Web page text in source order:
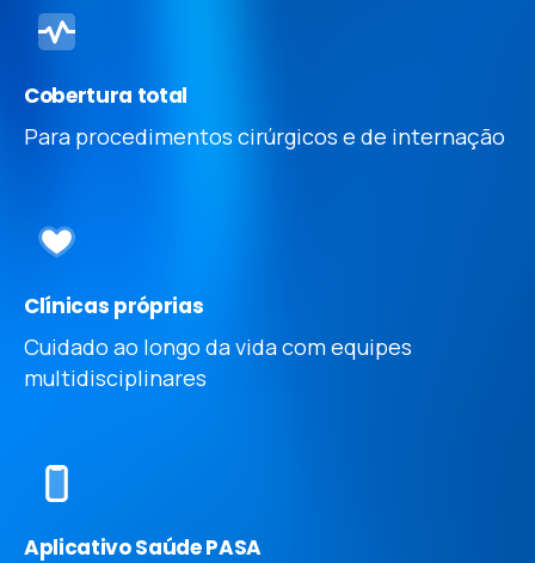
Cobertura total
Para procedimentos cirúrgicos e de internação
Clínicas próprias
Cuidado ao longo da vida com equipes
multidisciplinares
Aplicativo Saúde PASA